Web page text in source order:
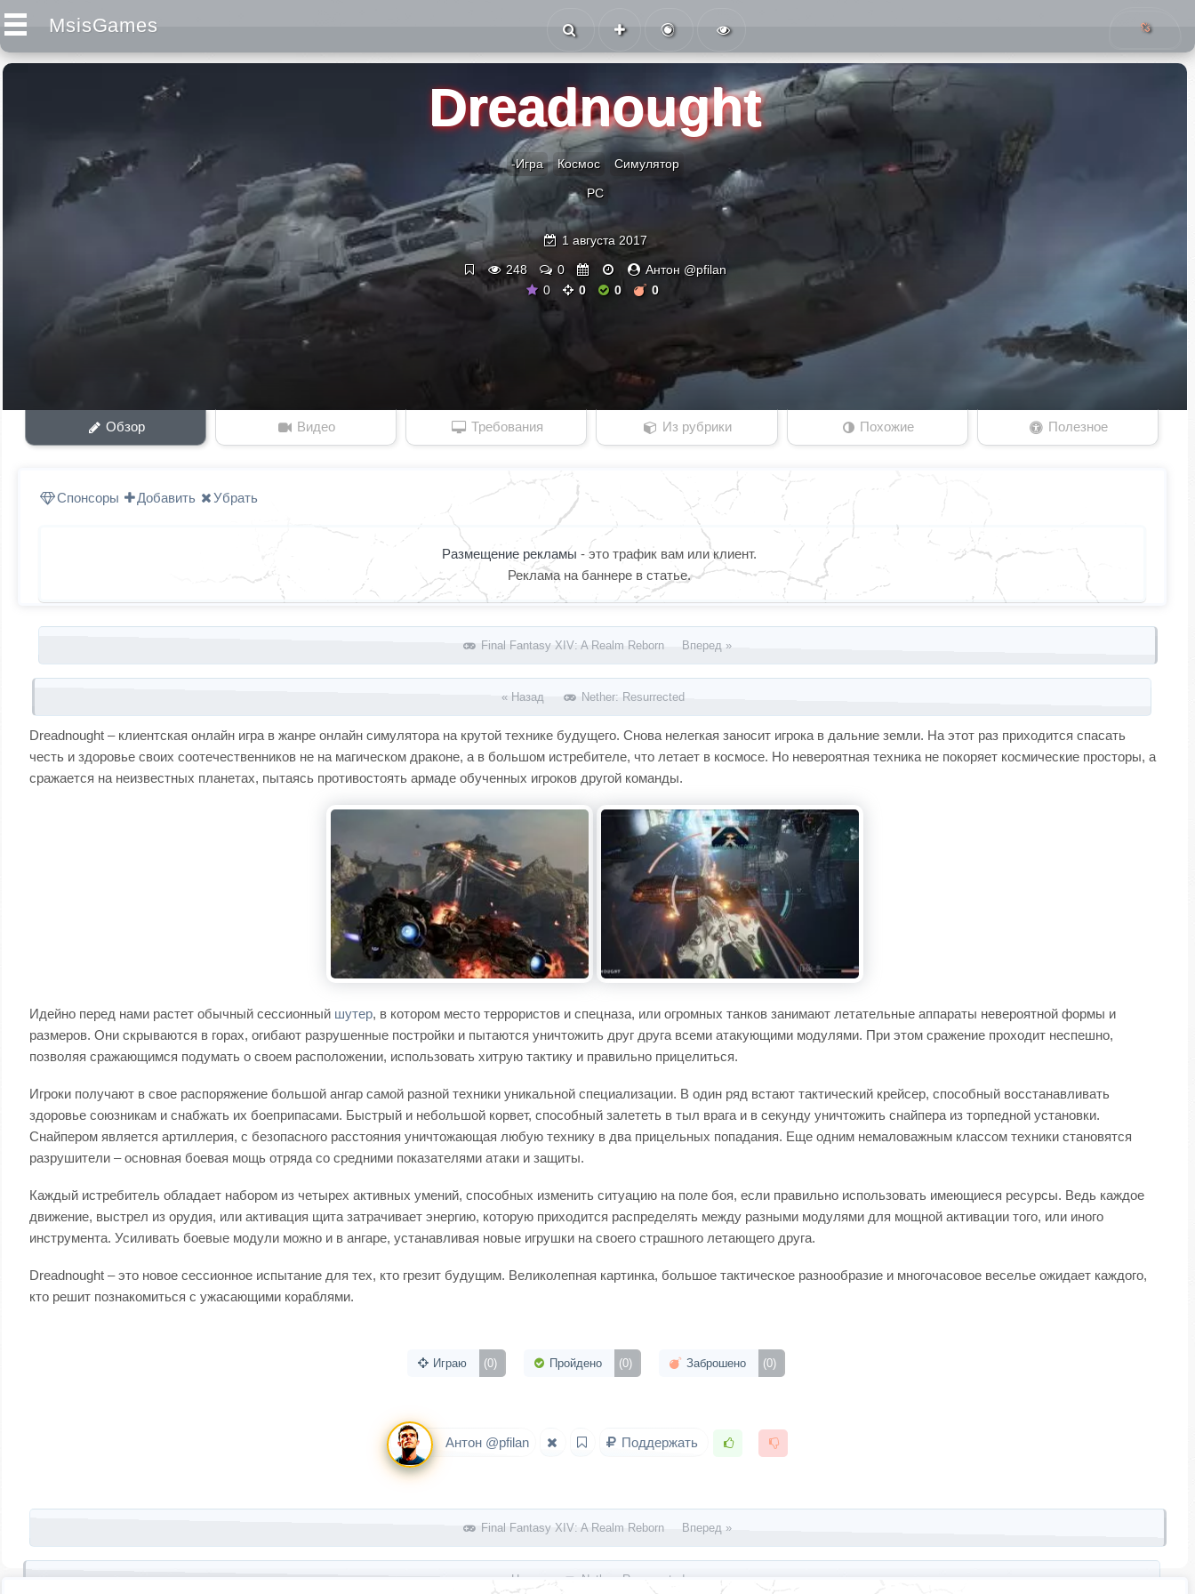
MsisGames
Dreadnought
-Игра Космос Симулятор
PC
1 августа 2017
248 0
Антон @pfilan
0
0 0 0
Обзор Видео Требования Из рубрики Похожие Полезное
Спонсоры Добавить Убрать
Размещение рекламы - это трафик вам или клиент.
Реклама на баннере в статье.
Запись навигация
Final Fantasy XIV: A Realm Reborn Вперед »
« Назад Nether: Resurrected
Dreadnought – клиентская онлайн игра в жанре онлайн симулятора на крутой технике будущего. Снова нелегкая заносит игрока в дальние земли. На этот раз приходится спасать
честь и здоровье своих соотечественников не на магическом драконе, а в большом истребителе, что летает в космосе. Но невероятная техника не покоряет космические просторы, а
сражается на неизвестных планетах, пытаясь противостоять армаде обученных игроков другой команды.
Идейно перед нами растет обычный сессионный шутер, в котором место террористов и спецназа, или огромных танков занимают летательные аппараты невероятной формы и
размеров. Они скрываются в горах, огибают разрушенные постройки и пытаются уничтожить друг друга всеми атакующими модулями. При этом сражение проходит неспешно,
позволяя сражающимся подумать о своем расположении, использовать хитрую тактику и правильно прицелиться.
Игроки получают в свое распоряжение большой ангар самой разной техники уникальной специализации. В один ряд встают тактический крейсер, способный восстанавливать
здоровье союзникам и снабжать их боеприпасами. Быстрый и небольшой корвет, способный залететь в тыл врага и в секунду уничтожить снайпера из торпедной установки.
Снайпером является артиллерия, с безопасного расстояния уничтожающая любую технику в два прицельных попадания. Еще одним немаловажным классом техники становятся
разрушители – основная боевая мощь отряда со средними показателями атаки и защиты.
Каждый истребитель обладает набором из четырех активных умений, способных изменить ситуацию на поле боя, если правильно использовать имеющиеся ресурсы. Ведь каждое
движение, выстрел из орудия, или активация щита затрачивает энергию, которую приходится распределять между разными модулями для мощной активации того, или иного
инструмента. Усиливать боевые модули можно и в ангаре, устанавливая новые игрушки на своего страшного летающего друга.
Dreadnought – это новое сессионное испытание для тех, кто грезит будущим. Великолепная картинка, большое тактическое разнообразие и многочасовое веселье ожидает каждого,
кто решит познакомиться с ужасающими кораблями.
Играю (0) Пройдено (0) Заброшено (0)
Антон @pfilan Поддержать
Запись навигация
Final Fantasy XIV: A Realm Reborn Вперед »
« Назад Nether: Resurrected